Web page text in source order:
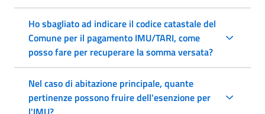
Ho sbagliato ad indicare il codice catastale del
Comune per il pagamento IMU/TARI, come
posso fare per recuperare la somma versata?
Nel caso di abitazione principale, quante
pertinenze possono fruire dell'esenzione per